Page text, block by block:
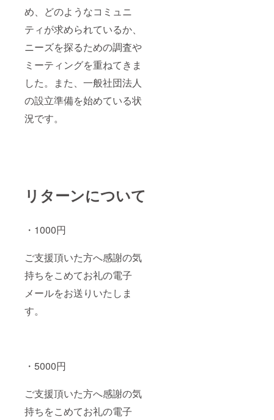
め、どのようなコミュニ
ティが求められているか、
ニーズを探るための調査や
ミーティングを重ねてきま
した。また、一般社団法人
の設立準備を始めている状
況です。
リターンについて
・1000円
ご支援頂いた方へ感謝の気
持ちをこめてお礼の電子
メールをお送りいたしま
す。
・5000円
ご支援頂いた方へ感謝の気
持ちをこめてお礼の電子